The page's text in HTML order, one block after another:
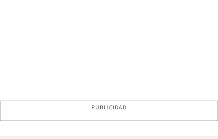
PUBLICIDAD